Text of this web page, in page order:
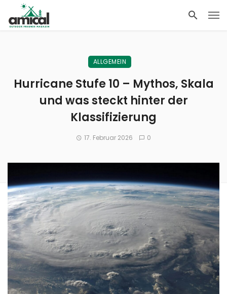
ALLGEMEIN
Hurricane Stufe 10 – Mythos, Skala
und was steckt hinter der
Klassifizierung
17. Februar 2026 0